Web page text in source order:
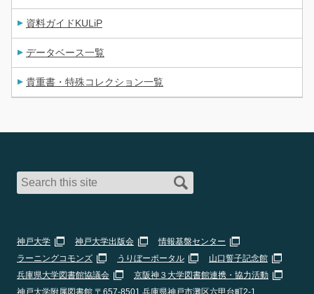
資料ガイドKULiP
データベース一覧
貴重書・特殊コレクション一覧
神戸大学 神戸大学出版会
情報基盤センター
ラーニングコモンズ
うりぼーポータル
山口誓子記念館
兵庫県大学図書館協議会
京阪神３大学図書館連携・協力活動
神戸大学附属図書館 〒657-8501 兵庫県神戸市灘区六甲台町2-1